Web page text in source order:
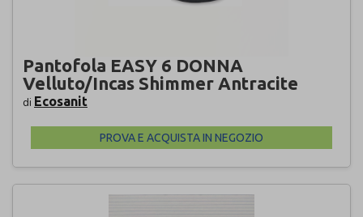
Pantofola EASY 6 DONNA
Velluto/Incas Shimmer Antracite
di Ecosanit
PROVA E ACQUISTA IN NEGOZIO